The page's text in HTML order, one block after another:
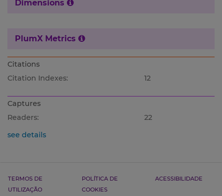
Dimensions
PlumX Metrics
Citations
Citation Indexes:
12
Captures
Readers:
22
see details
TERMOS DE
UTILIZAÇÃO
POLÍTICA DE
COOKIES
ACESSIBILIDADE